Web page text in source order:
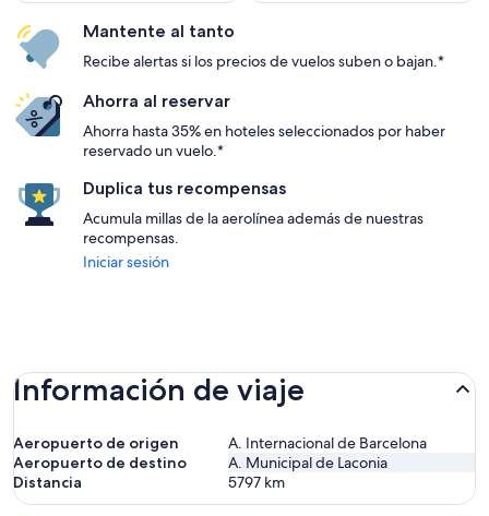
Mantente al tanto
Recibe alertas si los precios de vuelos suben o bajan.*
Ahorra al reservar
Ahorra hasta 35% en hoteles seleccionados por haber
reservado un vuelo.*
Duplica tus recompensas
Acumula millas de la aerolínea además de nuestras
recompensas.
Iniciar sesión
Información de viaje
Aeropuerto de origen
A. Internacional de Barcelona
Aeropuerto de destino
A. Municipal de Laconia
Distancia
5797 km